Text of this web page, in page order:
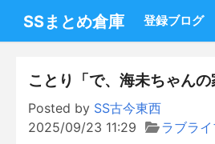
SSまとめ倉庫 登録ブログ
ことり「で、海未ちゃんの
Posted by SS古今東西
2025/09/23 11:29
ラブラ